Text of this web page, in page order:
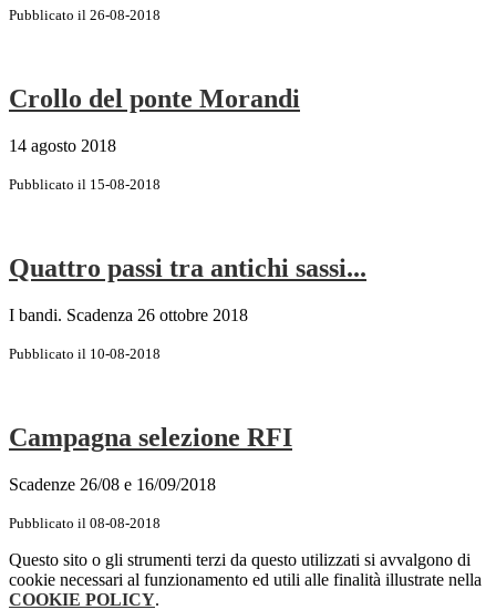
Pubblicato il 26-08-2018
Crollo del ponte Morandi
14 agosto 2018
Pubblicato il 15-08-2018
Quattro passi tra antichi sassi...
I bandi. Scadenza 26 ottobre 2018
Pubblicato il 10-08-2018
Campagna selezione RFI
Scadenze 26/08 e 16/09/2018
Pubblicato il 08-08-2018
Questo sito o gli strumenti terzi da questo utilizzati si avvalgono di
cookie necessari al funzionamento ed utili alle finalità illustrate nella
COOKIE POLICY.